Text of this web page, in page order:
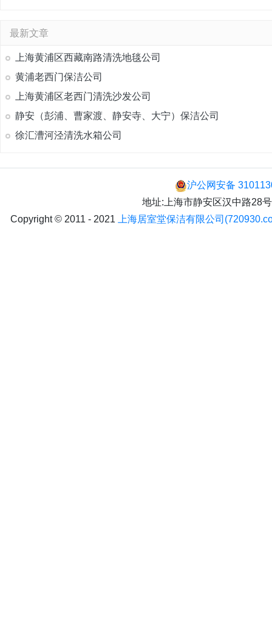
最新文章
上海黄浦区西藏南路清洗地毯公司
黄浦老西门保洁公司
上海黄浦区老西门清洗沙发公司
静安（彭浦、曹家渡、静安寺、大宁）保洁公司
徐汇漕河泾清洗水箱公司
沪公网安备
地址:上海市静安区汉中路28
Copyright © 2011 - 2021
上海居室堂保洁有限公司